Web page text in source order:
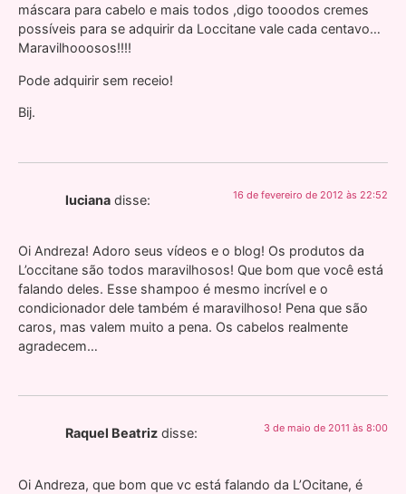
máscara para cabelo e mais todos ,digo tooodos cremes
possíveis para se adquirir da Loccitane vale cada centavo…
Maravilhooosos!!!!
Pode adquirir sem receio!
Bij.
luciana disse: 16 de fevereiro de 2012 às 22:52
Oi Andreza! Adoro seus vídeos e o blog! Os produtos da
L’occitane são todos maravilhosos! Que bom que você está
falando deles. Esse shampoo é mesmo incrível e o
condicionador dele também é maravilhoso! Pena que são
caros, mas valem muito a pena. Os cabelos realmente
agradecem…
Raquel Beatriz disse: 3 de maio de 2011 às 8:00
Oi Andreza, que bom que vc está falando da L’Ocitane, é